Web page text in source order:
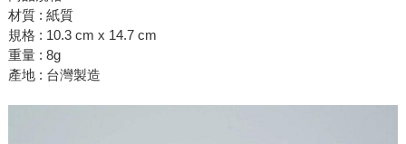
材質 : 紙質
規格 : 10.3 cm x 14.7 cm
重量 : 8g
產地 : 台灣製造